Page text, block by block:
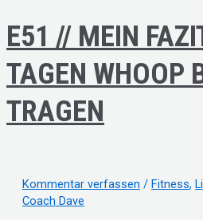
E51 // MEIN
TAGEN WHOOP
TRAGEN
Kommentar verfassen / Fitness,
Coach Dave